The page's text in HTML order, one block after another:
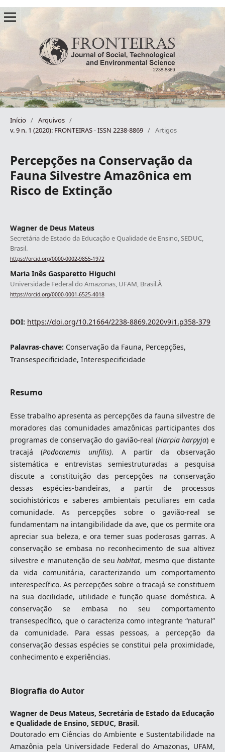
Início / Arquivos /
v. 9 n. 1 (2020): FRONTEIRAS - ISSN 2238-8869 / Artigos
Percepções na Conservação da
Fauna Silvestre Amazônica em
Risco de Extinção
Wagner de Deus Mateus
Secretária de Estado da Educação e Qualidade de Ensino, SEDUC,
Brasil.
https://orcid.org/0000-0002-9855-1972
Maria Inês Gasparetto Higuchi
Universidade Federal do Amazonas, UFAM, Brasil.Â
https://orcid.org/0000-0001-6525-4018
DOI: https://doi.org/10.21664/2238-8869.2020v9i1.p358-379
Palavras-chave: Conservação da Fauna, Percepções,
Transespecificidade, Interespecificidade
Resumo
Esse trabalho apresenta as percepções da fauna silvestre de
moradores das comunidades amazônicas participantes dos
programas de conservação do gavião-real (Harpia harpyja) e
tracajá (Podocnemis unifilis). A partir da observação
sistemática e entrevistas semiestruturadas a pesquisa
discute a constituição das percepções na conservação
dessas espécies-bandeiras, a partir de processos
sociohistóricos e saberes ambientais peculiares em cada
comunidade. As percepções sobre o gavião-real se
fundamentam na intangibilidade da ave, que os permite ora
apreciar sua beleza, e ora temer suas poderosas garras. A
conservação se embasa no reconhecimento de sua altivez
silvestre e manutenção de seuhabitat, mesmo que distante
da vida comunitária, caracterizando um comportamento
interespecífico. As percepções sobre o tracajá se constituem
na sua docilidade, utilidade e função quase doméstica. A
conservação se embasa no seu comportamento
transespecífico, que o caracteriza como integrante “natural”
da comunidade. Para essas pessoas, a percepção da
conservação dessas espécies se constitui pela proximidade,
conhecimento e experiências.
Biografia do Autor
Wagner de Deus Mateus, Secretária de Estado da Educação
e Qualidade de Ensino, SEDUC, Brasil.
Doutorado em Ciências do Ambiente e Sustentabilidade na
Amazônia pela Universidade Federal do Amazonas, UFAM,